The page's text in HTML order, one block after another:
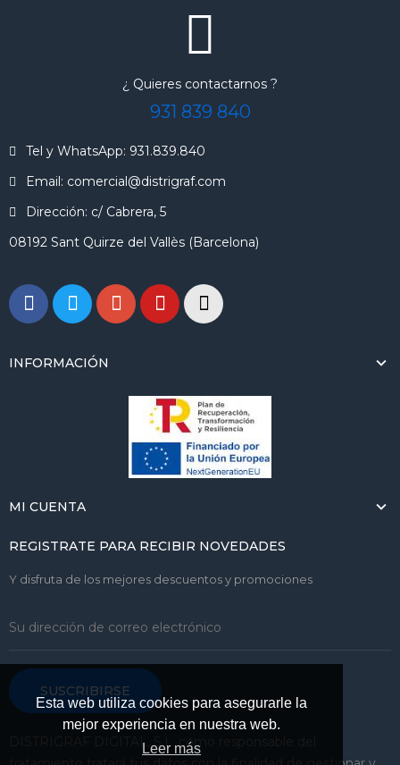
Esta web utiliza cookies para asegurarle la
mejor experiencia en nuestra web.
Leer más
¿ Quieres contactarnos ?
931 839 840
Tel y WhatsApp: 931.839.840
Email: comercial@distrigraf.com
Dirección: c/ Cabrera, 5
08192 Sant Quirze del Vallès (Barcelona)
INFORMACIÓN
MI CUENTA
REGISTRATE PARA RECIBIR NOVEDADES
Y disfruta de los mejores descuentos y promociones
SUSCRIBIRSE
DISTRIGRAF DIGITAL, S.L. como responsable del